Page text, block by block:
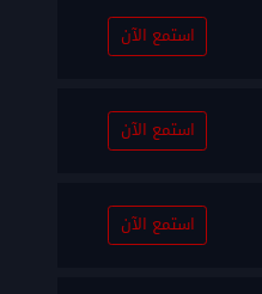
استمع الآن
استمع الآن
استمع الآن